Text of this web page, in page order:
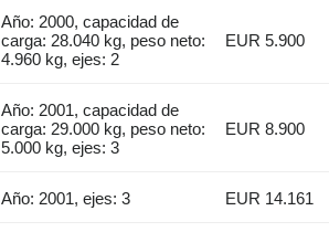
Año: 2000, capacidad de
carga: 28.040 kg, peso neto:
4.960 kg, ejes: 2
EUR 5.900
Año: 2001, capacidad de
carga: 29.000 kg, peso neto:
5.000 kg, ejes: 3
EUR 8.900
Año: 2001, ejes: 3 EUR 14.161